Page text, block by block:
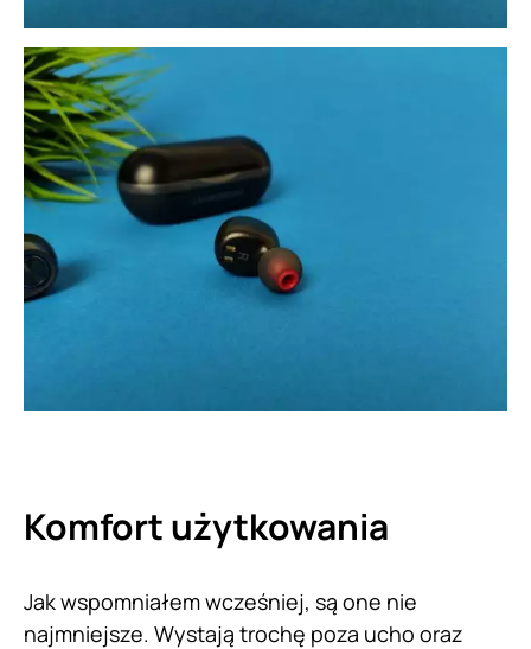
Komfort użytkowania
Jak wspomniałem wcześniej, są one nie
najmniejsze. Wystają trochę poza ucho oraz